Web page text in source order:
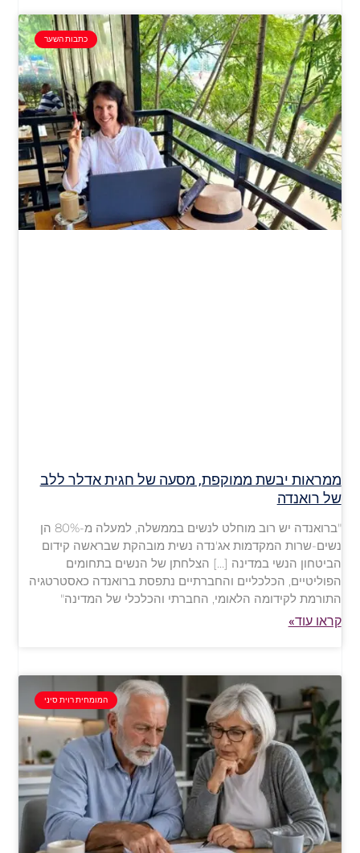
כתבות השער
ממראות יבשת ממוקפת, מסעה של חגית אדלר ללב
של רואנדה
"ברואנדה יש רוב מוחלט לנשים בממשלה, למעלה מ-80% הן
נשים-שרות המקדמות אג'נדה נשית מובהקת שבראשה קידום
הביטחון הנשי במדינה […] הצלחתן של הנשים בתחומים
הפוליטיים, הכלכליים והחברתיים נתפסת ברואנדה כאסטרטגיה
התורמת לקידומה הלאומי, החברתי והכלכלי של המדינה"
קראו עוד»
המומחית רוית סיני